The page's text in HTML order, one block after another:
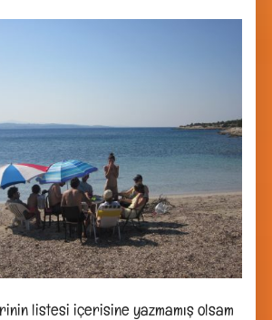
listesi içerisine yazmamış olsam